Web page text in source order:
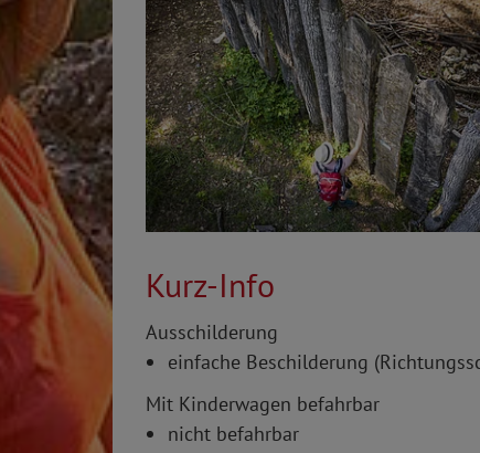
Kurz-Info
Ausschilderung
einfache Beschilderung
Mit Kinderwagen befahrbar
nicht befahrbar